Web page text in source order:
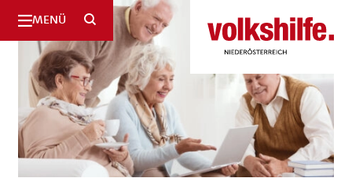
MENÜ SUCHE Niederösterreich